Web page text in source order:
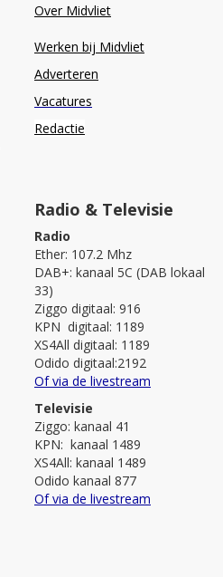
Over Midvliet
Werken bij Midvliet
Adverteren
Vacatures
Redactie
Radio & Televisie
Radio
Ether: 107.2 Mhz
DAB+: kanaal 5C (DAB lokaal
33)
Ziggo digitaal: 916
KPN digitaal: 1189
XS4All digitaal: 1189
Odido digitaal:2192
Of via de livestream
Televisie
Ziggo: kanaal 41
KPN: kanaal 1489
XS4All: kanaal 1489
Odido kanaal 877
Of via de livestream